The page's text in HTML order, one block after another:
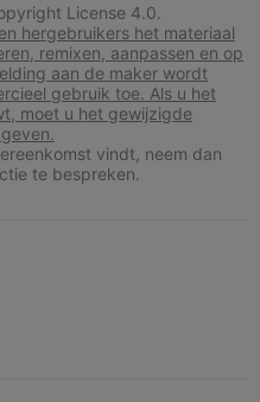
License 4.0.
hergebruikers het materiaal
remixen, aanpassen en op
aan de maker wordt
gebruik toe. Als u het
moet u het gewijzigde
vindt, neem dan
te bespreken.